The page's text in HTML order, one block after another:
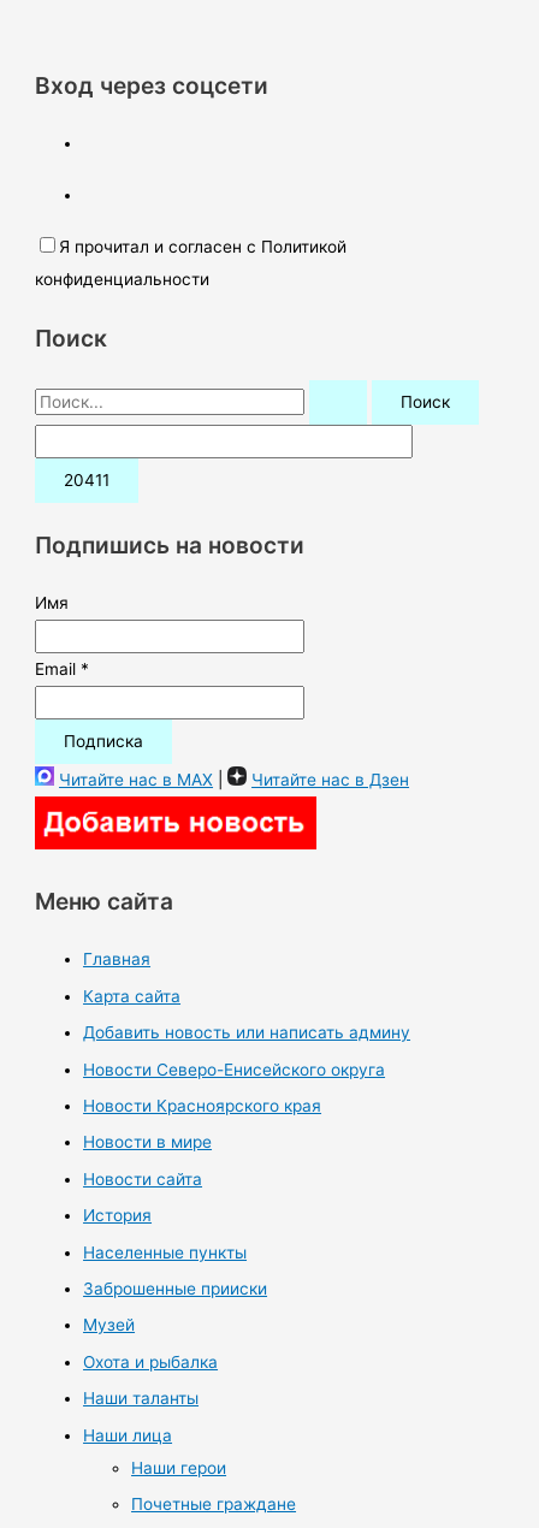
Вход через соцсети
Я прочитал и согласен с Политикой
конфиденциальности
Поиск
П
о
и
:Подпишись на новости
Имя
Email *
Читайте нас в MAX | Читайте нас в Дзен
Меню сайта
Главная
Карта сайта
Добавить новость или написать админу
Новости Северо-Енисейского округа
Новости Красноярского края
Новости в мире
Новости сайта
История
Населенные пункты
Заброшенные прииски
Музей
Охота и рыбалка
Наши таланты
Наши лица
Наши герои
Почетные граждане